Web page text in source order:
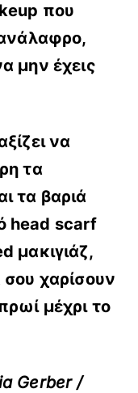
που
ανάλαφρο,
μην έχεις
να
τα
τα βαριά
head scarf
μακιγιάζ,
σου χαρίσουν
μέχρι το
Gerber /